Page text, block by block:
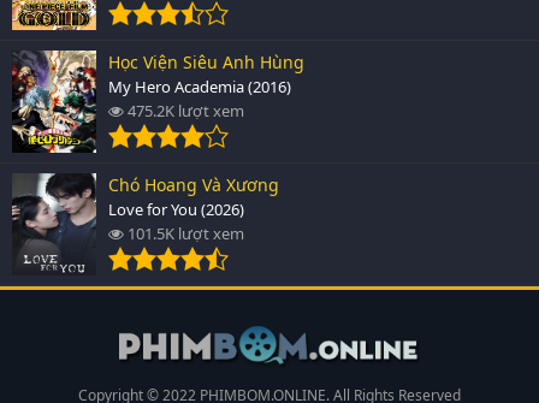
Học Viện Siêu Anh Hùng
My Hero Academia (2016)
475.2K lượt xem
Chó Hoang Và Xương
Love for You (2026)
101.5K lượt xem
Copyright © 2022 PHIMBOM.ONLINE. All Rights Reserved